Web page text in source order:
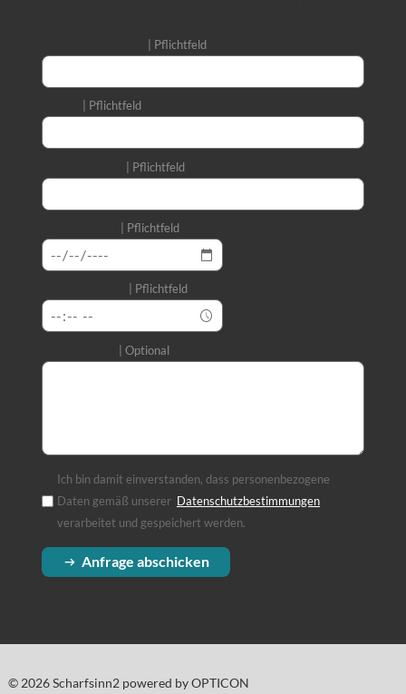
Pflichtfeld
Pflichtfeld
Pflichtfeld
Pflichtfeld
Pflichtfeld
Optional
Ich bin damit einverstanden, dass personenbezogene
Daten gemäß unserer Datenschutzbestimmungen(Öffnet in einem
verarbeitet und gespeichert werden.
Anfrage abschicken
© 2026 Scharfsinn2 powered by OPTICON